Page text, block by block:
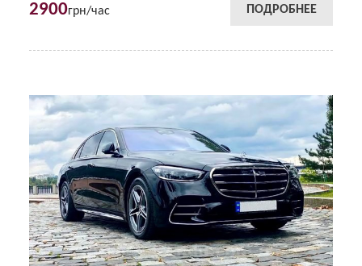
2900грн/час ПОДРОБНЕЕ